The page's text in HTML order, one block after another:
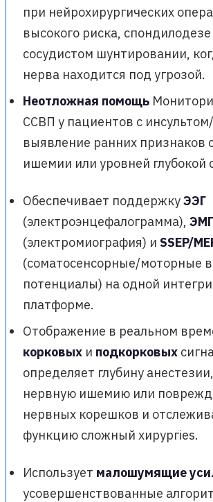
при нейрохирургических
высокого риска,
сосудистом шунтировании,
нерва находится под угрозой.
Неотложная помощь
ССВП у пациентов с
выявление ранних признаков
ишемии или уровней глубокой
Обеспечивает поддержкуЭЭГ
(электроэнцефалограмма), ЭМГ
(электромиография) и SSEP/
(соматосенсорные/моторные
потенциалы) на одной
платформе.
Отображение в реальном
корковых и подкорковых
определяет глубину
нервную ишемию или
нервных корешков и
функцию сложный хирургies.
Использует малошумящие
усовершенствованные